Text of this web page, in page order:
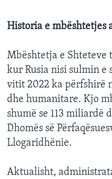
Historia e mbështetjes
Mbështetja e Shteteve
kur Rusia nisi sulmin e
vitit 2022 ka përfshirë
dhe humanitare. Kjo
shumë se 113 miliardë
Dhomës së
Llogaridhënie.
Aktualisht,